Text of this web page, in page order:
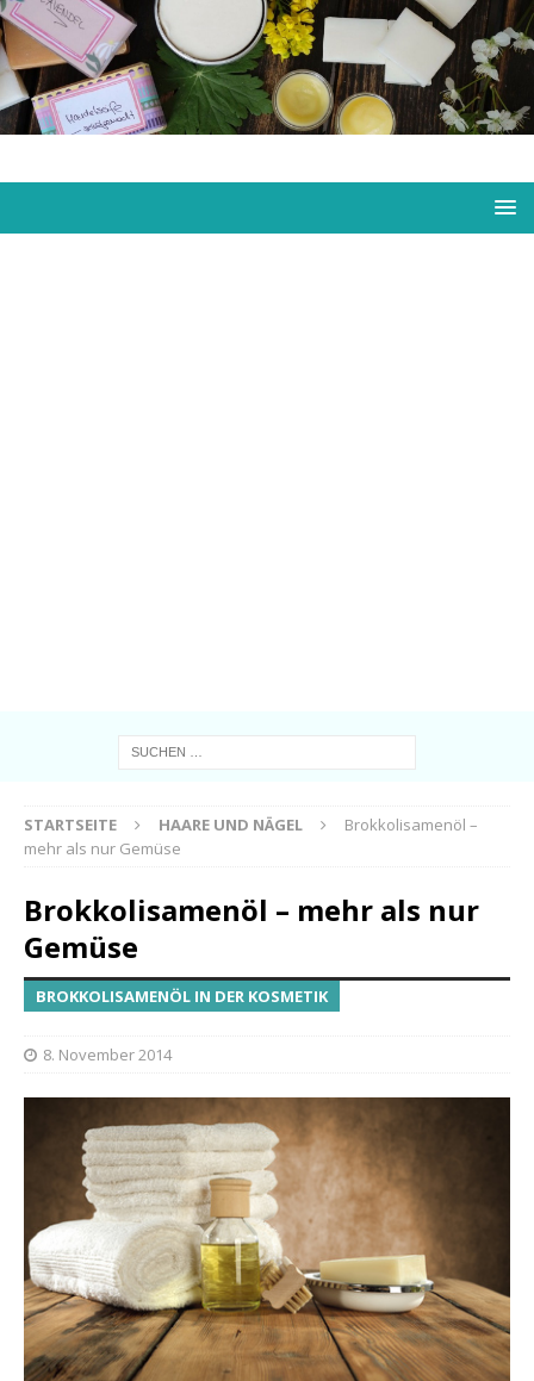
STARTSEITE HAARE UND NÄGEL
Brokkolisamenöl –
mehr als nur Gemüse
Brokkolisamenöl – mehr als nur
Gemüse
BROKKOLISAMENÖL IN DER KOSMETIK
8. November 2014